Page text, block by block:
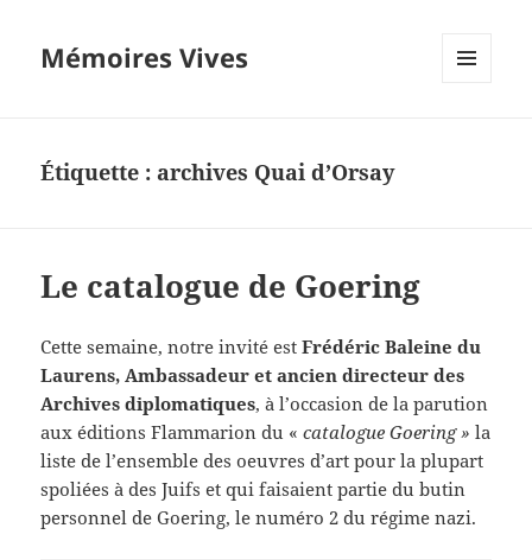
Mémoires Vives
Étiquette : archives Quai d’Orsay
Le catalogue de Goering
Cette semaine, notre invité estFrédéric Baleine du
Laurens, Ambassadeur et ancien directeur des
Archives diplomatiques, à l’occasion de la parution
aux éditions Flammarion du «catalogue Goering » la
liste de l’ensemble des oeuvres d’art pour la plupart
spoliées à des Juifs et qui faisaient partie du butin
personnel de Goering, le numéro 2 du régime nazi.